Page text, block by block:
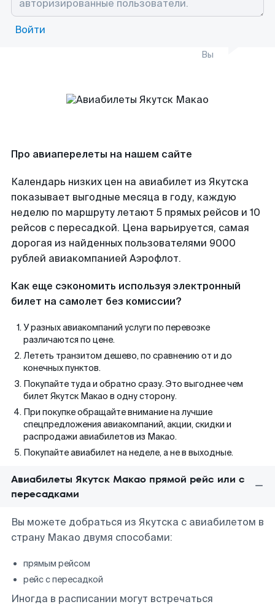
Войти
Вы
Про авиаперелеты на нашем сайте
Календарь низких цен на авиабилет из Якутска
показывает выгодные месяца в году, каждую
неделю по маршруту летают 5 прямых рейсов и 10
рейсов с пересадкой. Цена варьируется, самая
дорогая из найденных пользователями 9000
рублей авиакомпанией Аэрофлот.
Как еще сэкономить используя электронный
билет на самолет без комиссии?
У разных авиакомпаний услуги по перевозке
различаются по цене.
Лететь транзитом дешево, по сравнению от и до
конечных пунктов.
Покупайте туда и обратно сразу. Это выгоднее чем
билет Якутск Макао в одну сторону.
При покупке обращайте внимание на лучшие
спецпредложения авиакомпаний, акции, скидки и
распродажи авиабилетов из Макао.
Покупайте авиабилет на неделе, а не в выходные.
Авиабилеты Якутск Макао прямой рейс или с
пересадками
Вы можете добраться из Якутска с авиабилетом в
страну Макао двумя способами:
прямым рейсом
рейс с пересадкой
Иногда в расписании могут встречаться